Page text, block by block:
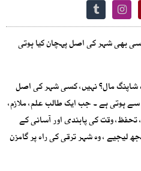
بھی شہر کی اصل پہچان کیا ہوتی
شاپنگ مال؟ نہیں، کسی شہر کی اصل
ہوتی ہے ۔ جب ایک طالب علم، ملازم،
تحفظ، وقت کی پابندی اور آسانی کے
لیجیے ، وہ شہر ترقی کی راہ پر گامزن